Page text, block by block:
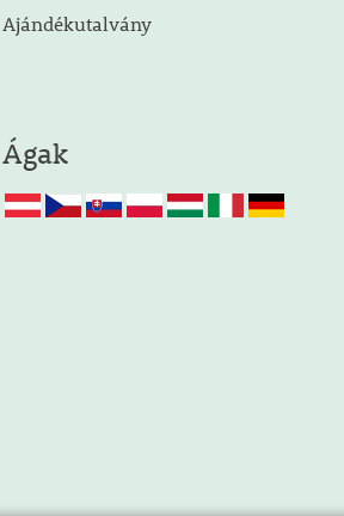
Ajándékutalvány
Ágak